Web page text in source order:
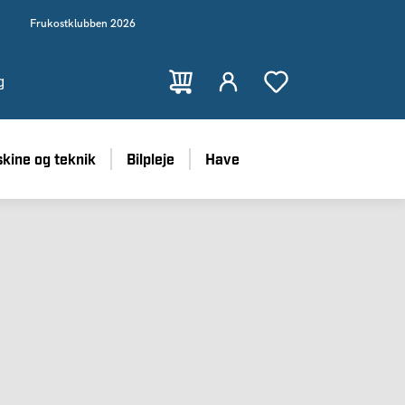
Frukostklubben 2026
og teknik Bilpleje Have